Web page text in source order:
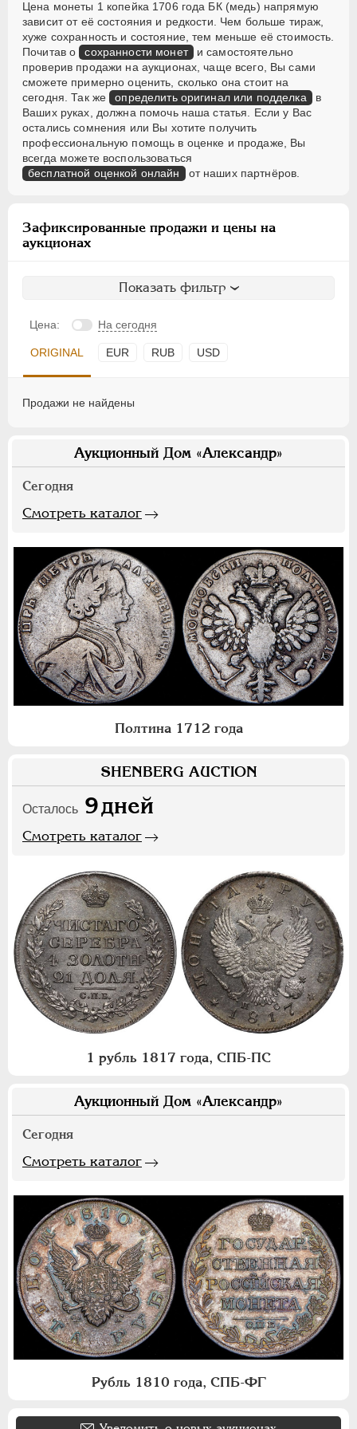
Цена монеты 1 копейка 1706 года БК (медь) напрямую
зависит от её состояния и редкости. Чем больше тираж,
хуже сохранность и состояние, тем меньше её стоимость.
Почитав о сохранности монет и самостоятельно
проверив продажи на аукционах, чаще всего, Вы сами
сможете примерно оценить, сколько она стоит на
сегодня. Так же определить оригинал или подделка в
Ваших руках, должна помочь наша статья. Если у Вас
остались сомнения или Вы хотите получить
профессиональную помощь в оценке и продаже, Вы
всегда можете воспользоваться
бесплатной оценкой онлайн от наших партнёров.
Зафиксированные продажи и цены на
аукционах
Показать фильтр
Цена: На сегодня
ORIGINAL EUR RUB USD
Продажи не найдены
Аукционный Дом «Александр»
Сегодня
Смотреть каталог
Полтина 1712 года
SHENBERG AUCTION
Осталось 9дней
Смотреть каталог
1 рубль 1817 года, СПБ-ПС
Аукционный Дом «Александр»
Сегодня
Смотреть каталог
Рубль 1810 года, СПБ-ФГ